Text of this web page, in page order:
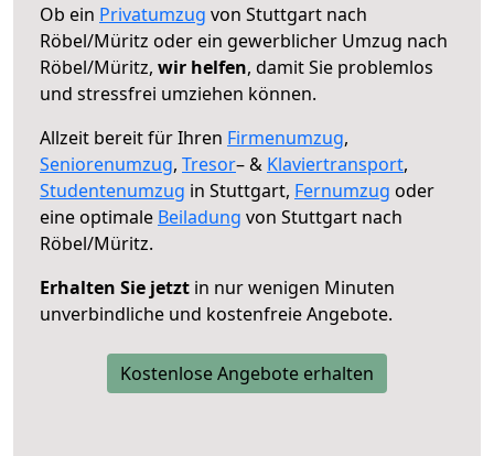
Ob ein Privatumzug von Stuttgart nach
Röbel/Müritz oder ein gewerblicher Umzug nach
Röbel/Müritz, wir helfen, damit Sie problemlos
und stressfrei umziehen können.
Allzeit bereit für Ihren Firmenumzug,
Seniorenumzug, Tresor– & Klaviertransport,
Studentenumzug in Stuttgart, Fernumzug oder
eine optimale Beiladung von Stuttgart nach
Röbel/Müritz.
Erhalten Sie jetzt in nur wenigen Minuten
unverbindliche und kostenfreie Angebote.
Kostenlose Angebote erhalten